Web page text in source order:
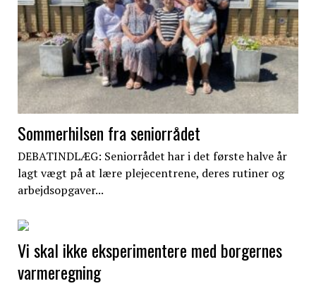
Sommerhilsen fra seniorrådet
DEBATINDLÆG: Seniorrådet har i det første halve år
lagt vægt på at lære plejecentrene, deres rutiner og
arbejdsopgaver...
Vi skal ikke eksperimentere med borgernes
varmeregning